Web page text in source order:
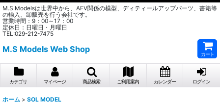
M.S Modelsは世界中から、AFV関係の模型、ディティールアップパーツ、書籍等
の輸入、卸販売を行う会社です。
営業時間：9：00～17：00
定休日：日曜日・月曜日
TEL:029-212-7475
M.S Models Web Shop
カート
カテゴリ マイページ 商品検索 ご利用案内 カレンダー ログイン
ホーム > SOL MODEL